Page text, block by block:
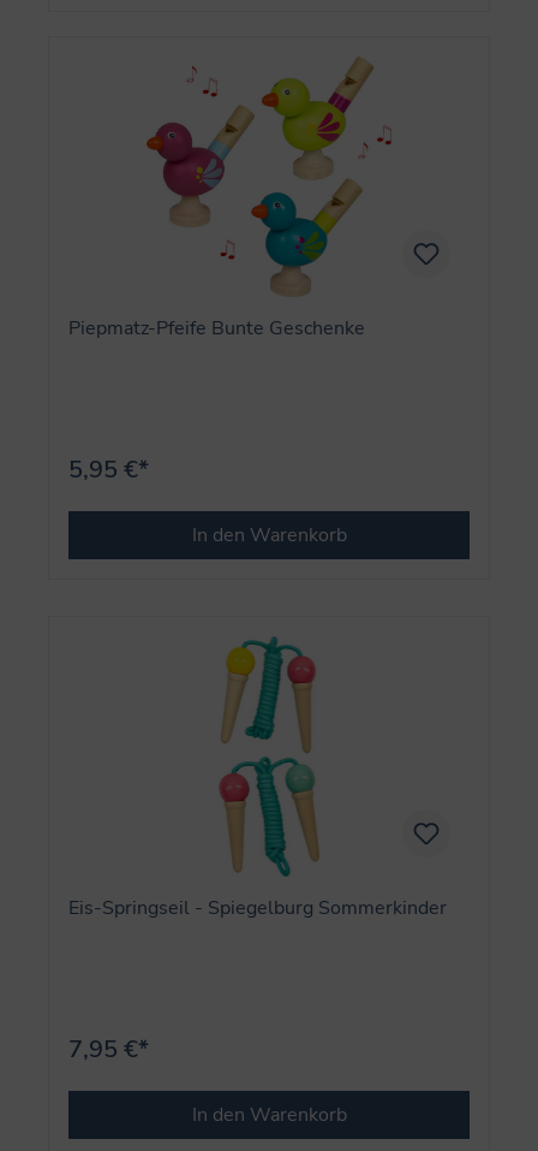
Piepmatz-Pfeife Bunte Geschenke
5,95 €*
In den Warenkorb
Eis-Springseil - Spiegelburg Sommerkinder
7,95 €*
In den Warenkorb